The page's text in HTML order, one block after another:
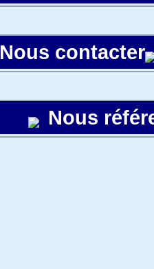
Nous contacter
Nous